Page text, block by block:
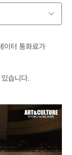
이터 통화료가
습니다.